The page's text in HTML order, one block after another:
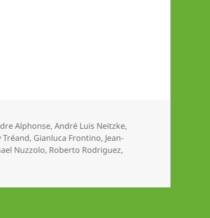
Alphonse,André Luis Neitzke,
Tréand, Gianluca Frontino, Jean-
Nuzzolo, Roberto Rodriguez,